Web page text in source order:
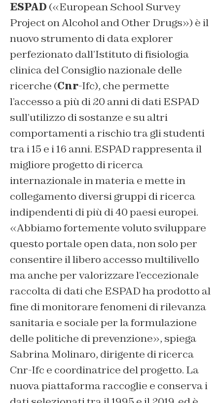
ESPAD («European School Survey
Project on Alcohol and Other Drugs») è il
nuovo strumento di data explorer
perfezionato dall’Istituto di fisiologia
clinica del Consiglio nazionale delle
ricerche (Cnr-Ifc), che permette
l’accesso a più di 20 anni di dati ESPAD
sull’utilizzo di sostanze e su altri
comportamenti a rischio tra gli studenti
tra i 15 e i 16 anni. ESPAD rappresenta il
migliore progetto di ricerca
internazionale in materia e mette in
collegamento diversi gruppi di ricerca
indipendenti di più di 40 paesi europei.
«Abbiamo fortemente voluto sviluppare
questo portale open data, non solo per
consentire il libero accesso multilivello
ma anche per valorizzare l’eccezionale
raccolta di dati che ESPAD ha prodotto al
fine di monitorare fenomeni di rilevanza
sanitaria e sociale per la formulazione
delle politiche di prevenzione», spiega
Sabrina Molinaro, dirigente di ricerca
Cnr-Ifc e coordinatrice del progetto. La
nuova piattaforma raccoglie e conserva i